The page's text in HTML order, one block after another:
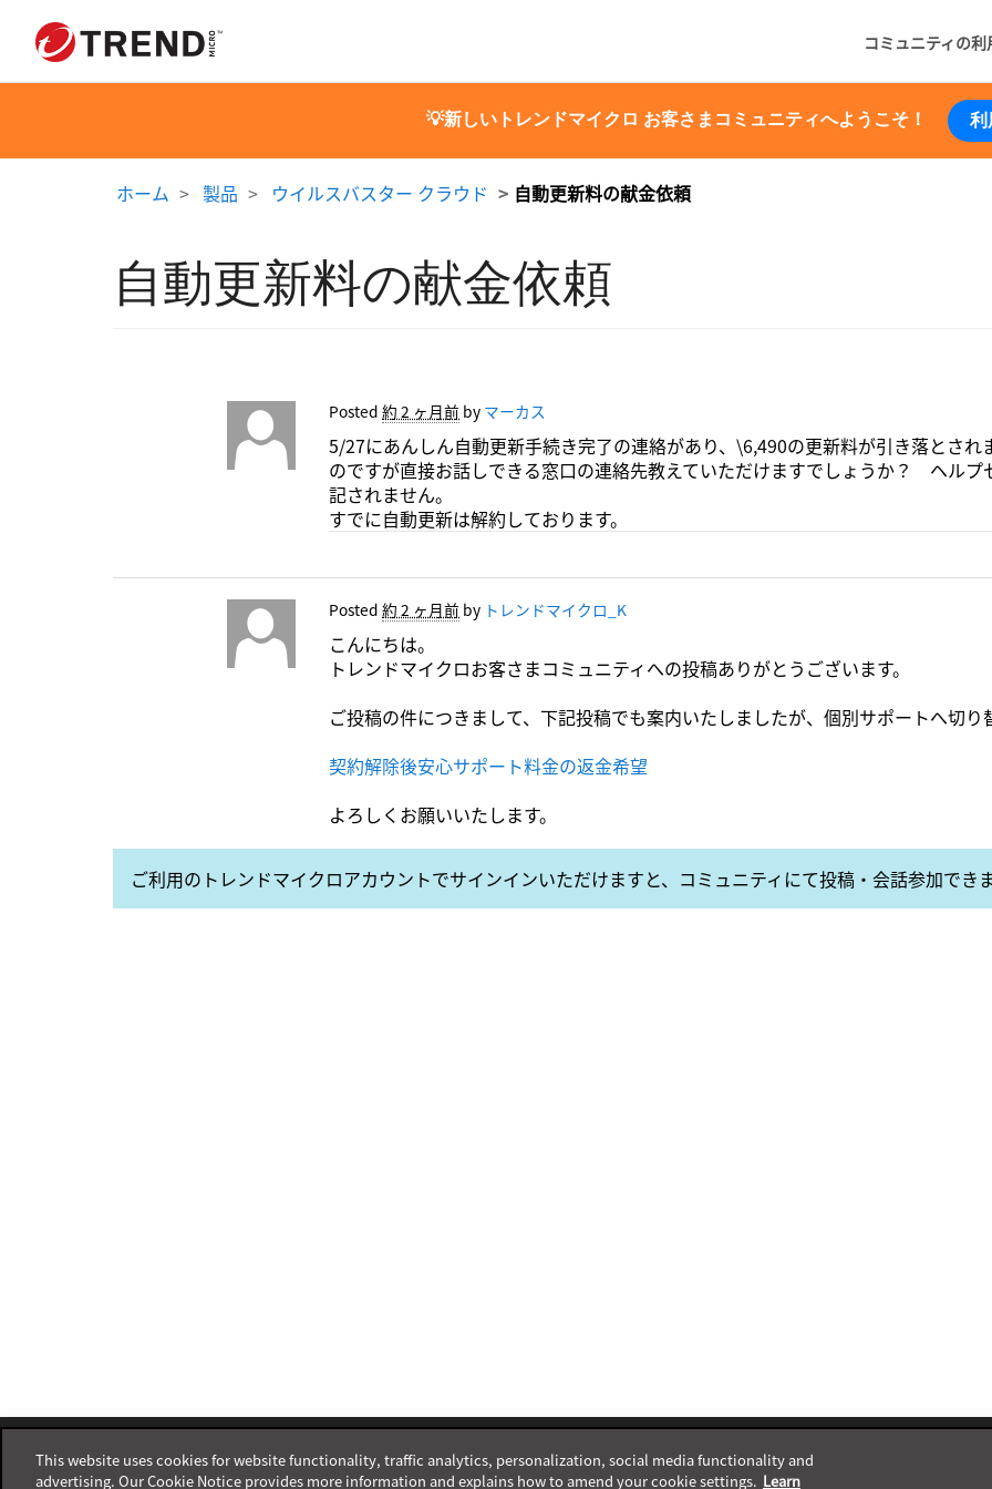
コミュニティの利
💡新しいトレンドマイクロ お客さまコミュニティへようこそ！ 利
ホーム 製品 ウイルスバスター クラウド 自動更新料の献金依頼
自動更新料の献金依頼
Posted 約 2 ヶ月前 by マーカス
5/27にあんしん自動更新手続き完了の連絡があり、\6,490の更新料が引き落とさ
のですが直接お話しできる窓口の連絡先教えていただけますでしょうか？ ヘル
記されません。
すでに自動更新は解約しております。
Posted 約 2 ヶ月前 by トレンドマイクロ_K
こんにちは。
トレンドマイクロお客さまコミュニティへの投稿ありがとうございます。
ご投稿の件につきまして、下記投稿でも案内いたしましたが、個別サポートへ切り
契約解除後安心サポート料金の返金希望
よろしくお願いいたします。
ご利用のトレンドマイクロアカウントでサインインいただけますと、コミュニティにて投稿・会話参加でき
Footer
This website uses cookies for website functionality, traffic analytics, personalization, social media functionality and
advertising. Our Cookie Notice provides more information and explains how to amend your cookie settings. Learn